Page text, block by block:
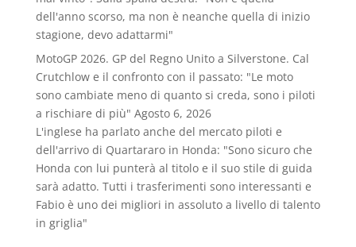
dell'anno scorso, ma non è neanche quella di inizio
stagione, devo adattarmi"
MotoGP 2026. GP del Regno Unito a Silverstone. Cal
Crutchlow e il confronto con il passato: "Le moto
sono cambiate meno di quanto si creda, sono i piloti
a rischiare di più" Agosto 6, 2026
L'inglese ha parlato anche del mercato piloti e
dell'arrivo di Quartararo in Honda: "Sono sicuro che
Honda con lui punterà al titolo e il suo stile di guida
sarà adatto. Tutti i trasferimenti sono interessanti e
Fabio è uno dei migliori in assoluto a livello di talento
in griglia"